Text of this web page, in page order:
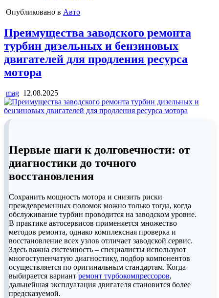
Опубликовано в Авто
Преимущества заводского ремонта
турбин дизельных и бензиновых
двигателей для продления ресурса
мотора
mag 12.08.2025
Первые шаги к долговечности: от
диагностики до точного
восстановления
Сохранить мощность мотора и снизить риски
преждевременных поломок можно только тогда, когда
обслуживание турбин проводится на заводском уровне.
В практике автосервисов применяется множество
методов ремонта, однако комплексная проверка и
восстановление всех узлов отличает заводской сервис.
Здесь важна системность – специалисты используют
многоступенчатую диагностику, подбор компонентов
осуществляется по оригинальным стандартам. Когда
выбирается вариант ремонт турбокомпрессоров,
дальнейшая эксплуатация двигателя становится более
предсказуемой.